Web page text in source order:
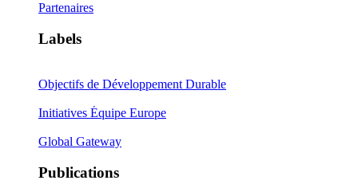
Partenaires
Labels
Objectifs de Développement Durable
Initiatives Équipe Europe
Global Gateway
Publications